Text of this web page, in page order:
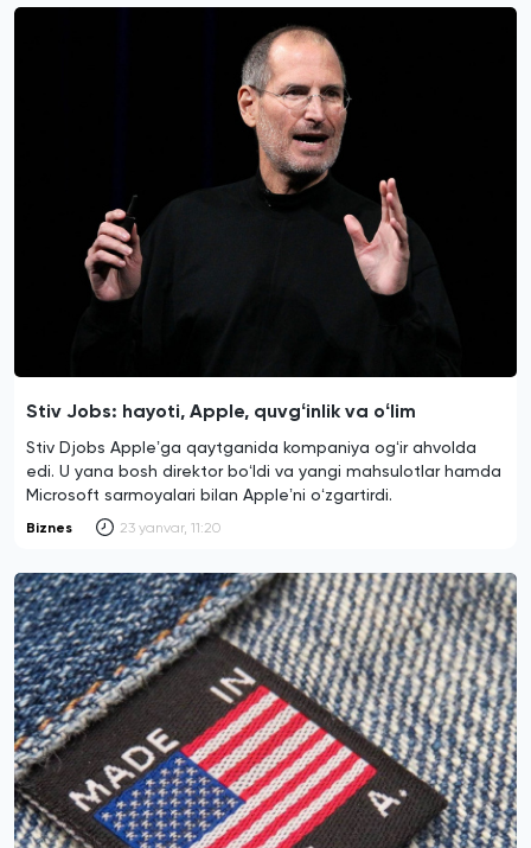
Stiv Jobs: hayoti, Apple, quvgʻinlik va oʻlim
Stiv Djobs Appleʼga qaytganida kompaniya ogʻir ahvolda
edi. U yana bosh direktor boʻldi va yangi mahsulotlar hamda
Microsoft sarmoyalari bilan Appleʼni oʻzgartirdi.
Biznes 23 yanvar, 11:20